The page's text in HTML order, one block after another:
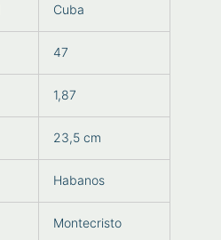
Cuba
47
1,87
23,5 cm
Habanos
Montecristo